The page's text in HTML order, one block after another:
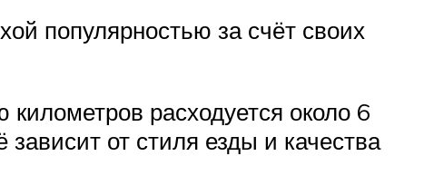
популярностью за счёт своих
расходуется около 6
от стиля езды и качества